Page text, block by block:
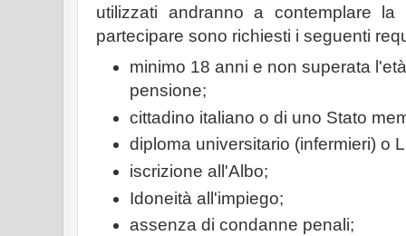
utilizzati andranno a contemplare
partecipare sono richiesti i seguenti
minimo 18 anni e non superata
pensione;
cittadino italiano o di uno Stato
diploma universitario (infermieri) o
iscrizione all'Albo;
Idoneità all'impiego;
assenza di condanne penali;